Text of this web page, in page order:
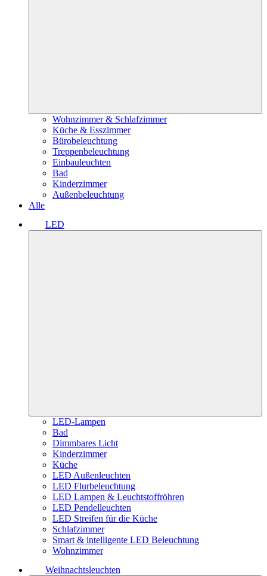
Wohnzimmer & Schlafzimmer
Küche & Esszimmer
Bürobeleuchtung
Treppenbeleuchtung
Einbauleuchten
Bad
Kinderzimmer
Außenbeleuchtung
Alle
LED
LED-Lampen
Bad
Dimmbares Licht
Kinderzimmer
Küche
LED Außenleuchten
LED Flurbeleuchtung
LED Lampen & Leuchtstoffröhren
LED Pendelleuchten
LED Streifen für die Küche
Schlafzimmer
Smart & intelligente LED Beleuchtung
Wohnzimmer
Weihnachtsleuchten